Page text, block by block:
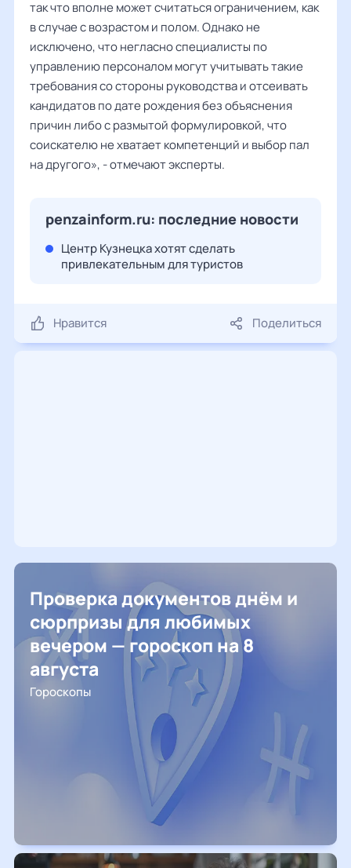
так что вполне может считаться ограничением, как
в случае с возрастом и полом. Однако не
исключено, что негласно специалисты по
управлению персоналом могут учитывать такие
требования со стороны руководства и отсеивать
кандидатов по дате рождения без объяснения
причин либо с размытой формулировкой, что
соискателю не хватает компетенций и выбор пал
на другого», - отмечают эксперты.
penzainform.ru: последние новости
Центр Кузнецка хотят сделать
привлекательным для туристов
Нравится Поделиться
Проверка документов днём и
сюрпризы для любимых
вечером — гороскоп на 8
августа
Гороскопы